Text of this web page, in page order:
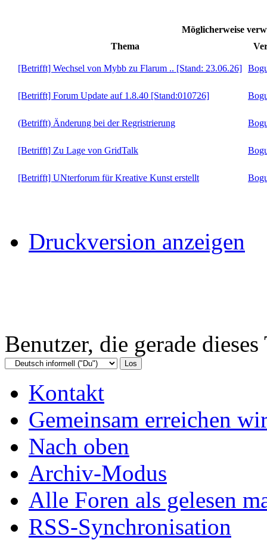
Möglicherweise
Thema
[Betrifft] Wechsel von Mybb zu Flarum .. [Stand: 23.06.26]
[Betrifft] Forum Update auf 1.8.40 [Stand:010726]
(Betrifft) Änderung bei der Regristrierung
[Betrifft] Zu Lage von GridTalk
[Betrifft] UNterforum für Kreative Kunst erstellt
Druckversion anzeigen
Benutzer, die gerade
Kontakt
Gemeinsam erreichen
Nach oben
Archiv-Modus
Alle Foren als gelesen
RSS-Synchronisation